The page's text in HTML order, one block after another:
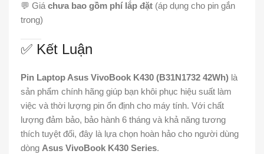
💬 Giá chưa bao gồm phí lắp đặt (áp dụng cho pin gắn
trong)
✅ Kết Luận
Pin Laptop Asus VivoBook K430 (B31N1732 42Wh) là
sản phẩm chính hãng giúp bạn khôi phục hiệu suất làm
việc và thời lượng pin ổn định cho máy tính. Với chất
lượng đảm bảo, bảo hành 6 tháng và khả năng tương
thích tuyệt đối, đây là lựa chọn hoàn hảo cho người dùng
dòng Asus VivoBook K430 Series.